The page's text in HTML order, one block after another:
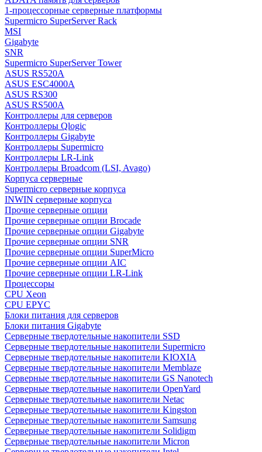
1-процессорные серверные платформы
Supermicro SuperServer Rack
MSI
Gigabyte
SNR
Supermicro SuperServer Tower
ASUS RS520A
ASUS ESC4000A
ASUS RS300
ASUS RS500A
Контроллеры для серверов
Контроллеры Qlogic
Контроллеры Gigabyte
Контроллеры Supermicro
Контроллеры LR-Link
Контроллеры Broadcom (LSI, Avago)
Корпуса серверные
Supermicro серверные корпуса
INWIN серверные корпуса
Прочие серверные опции
Прочие серверные опции Brocade
Прочие серверные опции Gigabyte
Прочие серверные опции SNR
Прочие серверные опции SuperMicro
Прочие серверные опции AIC
Прочие серверные опции LR-Link
Процессоры
CPU Xeon
CPU EPYC
Блоки питания для серверов
Блоки питания Gigabyte
Серверные твердотельные накопители SSD
Cерверные твердотельные накопители Supermicro
Cерверные твердотельные накопители KIOXIA
Cерверные твердотельные накопители Memblaze
Cерверные твердотельные накопители GS Nanotech
Серверные твердотельные накопители OpenYard
Серверные твердотельные накопители Netac
Cерверные твердотельные накопители Kingston
Cерверные твердотельные накопители Samsung
Cерверные твердотельные накопители Solidigm
Cерверные твердотельные накопители Micron